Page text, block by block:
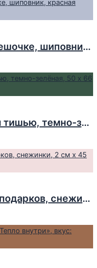
Чай новогодний в мешочке, шиповник, красная смородина, 30 г
Бумага упаковочная тишью, темно-зелёная, 50 х 66 см
Лента для декора и подарков, снежинки, 2 см х 45 м